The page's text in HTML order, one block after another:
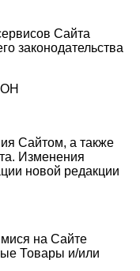
Сайта
законодательства
Сайтом, а также
Изменения
новой редакции
на Сайте
Товары и/или